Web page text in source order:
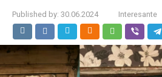
Published by: 30.06.2024 Interesante